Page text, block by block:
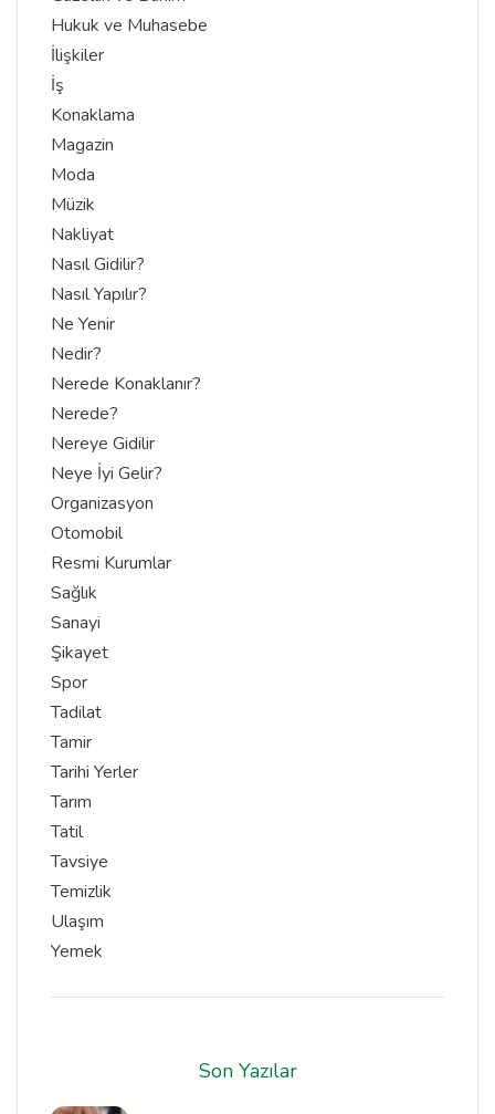
Hukuk ve Muhasebe
İlişkiler
İş
Konaklama
Magazin
Moda
Müzik
Nakliyat
Nasıl Gidilir?
Nasıl Yapılır?
Ne Yenir
Nedir?
Nerede Konaklanır?
Nerede?
Nereye Gidilir
Neye İyi Gelir?
Organizasyon
Otomobil
Resmi Kurumlar
Sağlık
Sanayi
Şikayet
Spor
Tadilat
Tamir
Tarihi Yerler
Tarım
Tatil
Tavsiye
Temizlik
Ulaşım
Yemek
Son Yazılar